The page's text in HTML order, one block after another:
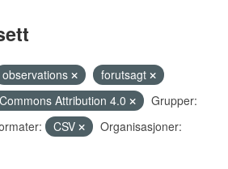
observations
forutsagt
Attribution 4.0
Grupper:
CSV
Organisasjoner: